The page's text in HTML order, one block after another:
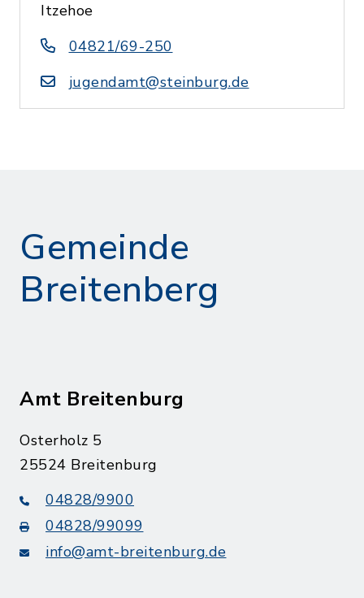
Itzehoe
04821/69-250
jugendamt@steinburg.de
Gemeinde
Breitenberg
Amt Breitenburg
Osterholz 5
25524 Breitenburg
04828/9900
04828/99099
info@amt-breitenburg.de